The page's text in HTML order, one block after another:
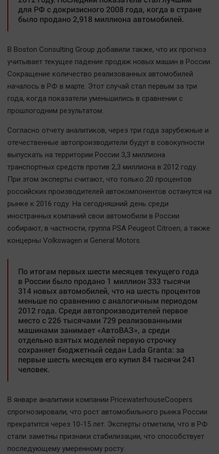
Спецпроект
Статистика
Другие рубрики
Bookworms
English version
Актуальная тема
Быстрый медиазавод
Вирус чтения
Вкусное
Гороскоп
Дети
ЖКХ
Качество жизни
Конкурс
Народная журналистика
Наука
Обсуждаем
Отдых
Персона
Последняя инстанция
Светская жизнь
Тенденции
Точка на карте
для РФ с докризисного 2008 года, когда в стране
было продано 2,918 миллиона автомобилей.
В Boston Consulting Group добавили также, что их прогноз
учитывает текущее падение продаж новых машин в России.
Сокращение количество реализованных автомобилей
началось в РФ в марте. Этот случай стал первым за три
года, когда показатели уменьшились в сравнении с
прошлогодним результатом.
Согласно отчету аналитиков, через три года зарубежные и
отечественные автопроизводители будут в совокупности
выпускать на территории России 3,3 миллиона
транспортных средств против 2,3 миллиона в 2012 году.
При этом эксперты считают, что только 20 процентов
российских производителей автокомпонентов останутся на
рынке к 2016 году. На сегодняшний день среди
иностранных компаний свои автомобили в России
собирают, в частности, группа PSA Peugeot Citroen, а также
концерны Volkswagen и General Motors.
По итогам первых шести месяцев текущего года
в России было продано 1 миллион 333 тысячи
314 новых автомобилей, что на шесть процентов
меньше по сравнению с аналогичным периодом
2012 года. Среди автопроизводителей первое
место с 226 тысячами 729 реализованными
машинами занимает «АвтоВАЗ», а среди
отдельно взятых моделей первую строчку
сохраняет бюджетный седан Lada Granta: за
первые шесть месяцев его купил 84 тысячи 241
человек.
В январе аналитики компании PricewaterhouseCoopers
спрогнозировали, что рост автомобильного рынка России
прекратится через 10-15 лет. Эксперты отметили, что в РФ
стали заметны признаки стабилизации, что способствует
последующему умеренному росту.